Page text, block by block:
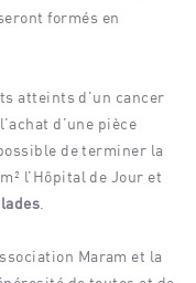
formés en
atteints d’un cancer
d’une pièce
de terminer la
l’Hôpital de Jour et
Maram et la